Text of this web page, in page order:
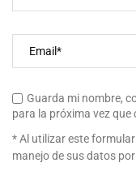
Guarda mi nombre,
para la próxima vez que
* Al utilizar este
manejo de sus datos